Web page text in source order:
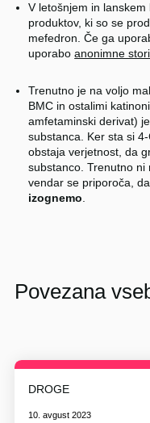
V letošnjem in
produktov, ki so se
mefedron. Če ga
uporaboanonimne
Trenutno je na voljo
BMC in ostalimi
amfetaminski derivat)
substanca. Ker sta si
obstaja verjetnost, da
substanco. Trenutno ni
vendar se priporoča,
izognemo
Povezana
DROGE
10. avgust 2023